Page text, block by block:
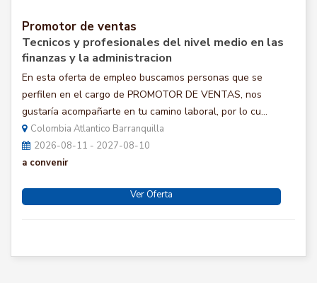
Promotor de ventas
Tecnicos y profesionales del nivel medio en las
finanzas y la administracion
En esta oferta de empleo buscamos personas que se
perfilen en el cargo de PROMOTOR DE VENTAS, nos
gustaría acompañarte en tu camino laboral, por lo cu...
Colombia Atlantico Barranquilla
2026-08-11 - 2027-08-10
a convenir
Ver Oferta